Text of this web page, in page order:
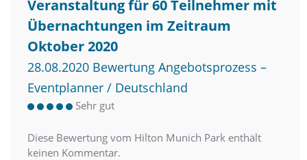
Veranstaltung für 60 Teilnehmer mit
Übernachtungen im Zeitraum
Oktober 2020
28.08.2020 Bewertung Angebotsprozess –
Eventplanner / Deutschland
Sehr gut
Diese Bewertung vom Hilton Munich Park enthält
keinen Kommentar.